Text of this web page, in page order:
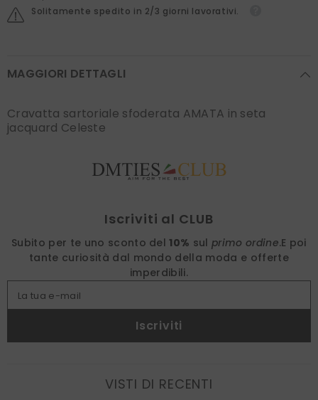
Solitamente spedito in 2/3 giorni lavorativi.
MAGGIORI DETTAGLI
Cravatta sartoriale sfoderata AMATA in seta
jacquard Celeste
Iscriviti al CLUB
Subito per te uno sconto del 10% sulprimo ordine.E poi
tante curiosità dal mondo della moda e offerte
imperdibili.
La tua e-mail
Iscriviti
VISTI DI RECENTI